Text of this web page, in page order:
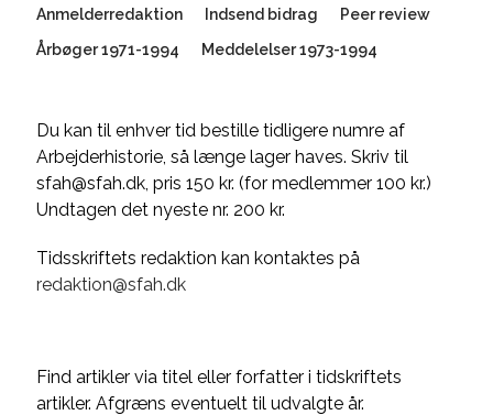
Anmelderredaktion
Indsend bidrag
Peer review
Årbøger 1971-1994
Meddelelser 1973-1994
Du kan til enhver tid bestille tidligere numre af
Arbejderhistorie, så længe lager haves. Skriv til
sfah@sfah.dk, pris 150 kr. (for medlemmer 100 kr.)
Undtagen det nyeste nr. 200 kr.
Tidsskriftets redaktion kan kontaktes på
redaktion@sfah.dk
Find artikler via titel eller forfatter i tidskriftets
artikler. Afgræns eventuelt til udvalgte år.